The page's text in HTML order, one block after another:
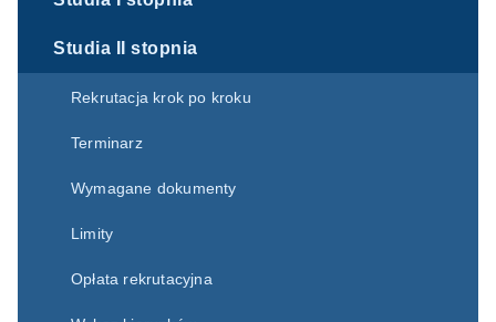
Studia II stopnia
Rekrutacja krok po kroku
Terminarz
Wymagane dokumenty
Limity
Opłata rekrutacyjna